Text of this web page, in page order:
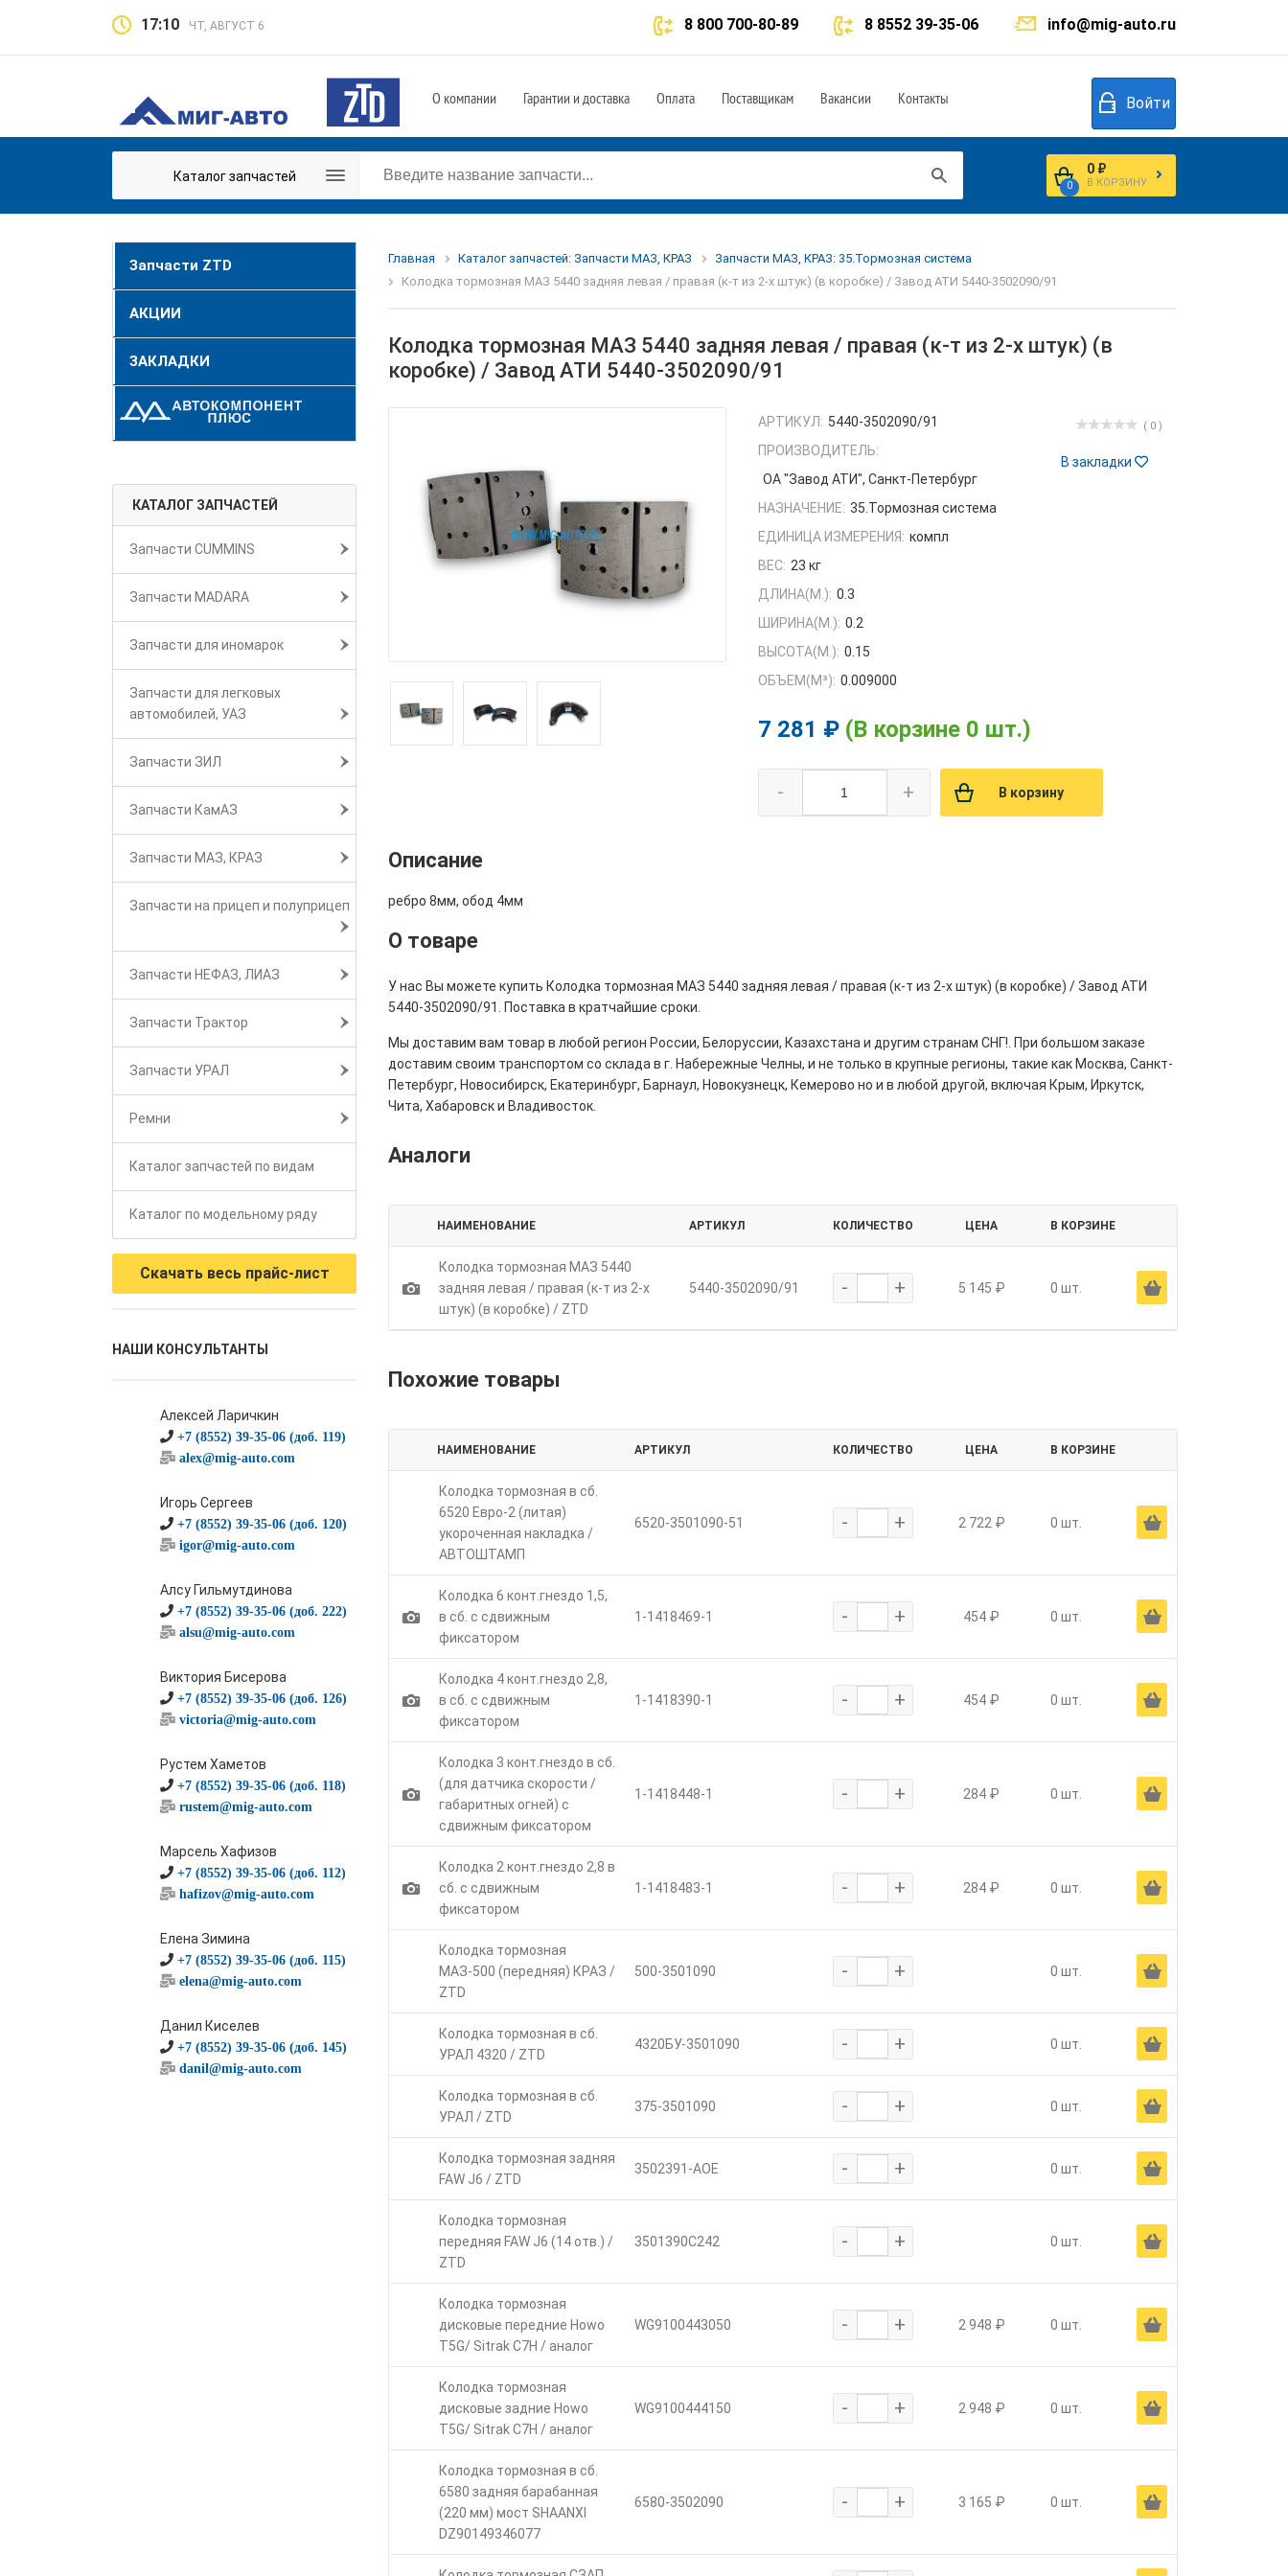
17:10 ЧТ, АВГУСТ 6 info@mig-auto.ru
8 8552 39-35-06
8 800 700-80-89
О компании Гарантии и доставка Оплата Поставщикам Вакансии Контакты Войти
Каталог запчастей
0
0 ₽
В КОРЗИНУ
Запчасти ZTD
АКЦИИ
ЗАКЛАДКИ
КАТАЛОГ ЗАПЧАСТЕЙ
Запчасти CUMMINS
Запчасти MADARA
Запчасти для иномарок
Запчасти для легковых
автомобилей, УАЗ
Запчасти ЗИЛ
Запчасти КамАЗ
Запчасти МАЗ, КРАЗ
Запчасти на прицеп и полуприцеп
Запчасти НЕФАЗ, ЛИАЗ
Запчасти Трактор
Запчасти УРАЛ
Ремни
Каталог запчастей по видам
Каталог по модельному ряду
Скачать весь прайс-лист
НАШИ КОНСУЛЬТАНТЫ
Алексей Ларичкин
+7 (8552) 39-35-06 (доб. 119)
alex@mig-auto.com
Игорь Сергеев
+7 (8552) 39-35-06 (доб. 120)
igor@mig-auto.com
Алсу Гильмутдинова
+7 (8552) 39-35-06 (доб. 222)
alsu@mig-auto.com
Виктория Бисерова
+7 (8552) 39-35-06 (доб. 126)
victoria@mig-auto.com
Рустем Хаметов
+7 (8552) 39-35-06 (доб. 118)
rustem@mig-auto.com
Марсель Хафизов
+7 (8552) 39-35-06 (доб. 112)
hafizov@mig-auto.com
Елена Зимина
+7 (8552) 39-35-06 (доб. 115)
elena@mig-auto.com
Данил Киселев
+7 (8552) 39-35-06 (доб. 145)
danil@mig-auto.com
Главная Каталог запчастей: Запчасти МАЗ, КРАЗ
Запчасти МАЗ, КРАЗ: 35.Тормозная система
Колодка тормозная МАЗ 5440 задняя левая / правая (к-т из 2-х штук) (в коробке) / Завод АТИ 5440-3502090/91
Колодка тормозная МАЗ 5440 задняя левая / правая (к-т из 2-х штук) (в
коробке) / Завод АТИ 5440-3502090/91
( 0 )
В закладки
АРТИКУЛ: 5440-3502090/91
ПРОИЗВОДИТЕЛЬ:
ОА "Завод АТИ", Санкт-Петербург
НАЗНАЧЕНИЕ: 35.Тормозная система
ЕДИНИЦА ИЗМЕРЕНИЯ: компл
ВЕС: 23 кг
ДЛИНА(М.): 0.3
ШИРИНА(М.): 0.2
ВЫСОТА(М.): 0.15
ОБЪЕМ(M³): 0.009000
7 281 ₽ (В корзине 0 шт.)
- + В корзину
Описание
ребро 8мм, обод 4мм
О товаре
У нас Вы можете купить Колодка тормозная МАЗ 5440 задняя левая / правая (к-т из 2-х штук) (в коробке) / Завод АТИ
5440-3502090/91. Поставка в кратчайшие сроки.
Мы доставим вам товар в любой регион России, Белоруссии, Казахстана и другим странам СНГ!. При большом заказе
доставим своим транспортом со склада в г. Набережные Челны, и не только в крупные регионы, такие как Москва, Санкт-
Петербург, Новосибирск, Екатеринбург, Барнаул, Новокузнецк, Кемерово но и в любой другой, включая Крым, Иркутск,
Чита, Хабаровск и Владивосток.
Аналоги
НАИМЕНОВАНИЕ АРТИКУЛ КОЛИЧЕСТВО ЦЕНА В КОРЗИНЕ
1
Колодка тормозная МАЗ 5440
задняя левая / правая (к-т из 2-х
штук) (в коробке) / ZTD
5440-3502090/91 - + 5 145 ₽ 0 шт. Ä
Похожие товары
НАИМЕНОВАНИЕ АРТИКУЛ КОЛИЧЕСТВО ЦЕНА В КОРЗИНЕ
Колодка тормозная в сб.
6520 Евро-2 (литая)
укороченная накладка /
АВТОШТАМП
6520-3501090-51 - + 2 722 ₽ 0 шт. Ä
1
Колодка 6 конт.гнездо 1,5,
в сб. с сдвижным
фиксатором
1-1418469-1 - + 454 ₽ 0 шт. Ä
1
Колодка 4 конт.гнездо 2,8,
в сб. с сдвижным
фиксатором
1-1418390-1 - + 454 ₽ 0 шт. Ä
1
Колодка 3 конт.гнездо в сб.
(для датчика скорости /
габаритных огней) с
сдвижным фиксатором
1-1418448-1 - + 284 ₽ 0 шт. Ä
1
Колодка 2 конт.гнездо 2,8 в
сб. с сдвижным
фиксатором
1-1418483-1 - + 284 ₽ 0 шт. Ä
Колодка тормозная
МАЗ-500 (передняя) КРАЗ /
ZTD
500-3501090 - + 0 шт. Ä
Колодка тормозная в сб.
УРАЛ 4320 / ZTD
4320БУ-3501090 - + 0 шт. Ä
Колодка тормозная в сб.
УРАЛ / ZTD
375-3501090 - + 0 шт. Ä
Колодка тормозная задняя
FAW J6 / ZTD
3502391-AOE - + 0 шт. Ä
Колодка тормозная
передняя FAW J6 (14 отв.) /
ZTD
3501390C242 - + 0 шт. Ä
Колодка тормозная
дисковые передние Howo
T5G/ Sitrak C7H / аналог
WG9100443050 - + 2 948 ₽ 0 шт. Ä
Колодка тормозная
дисковые задние Howo
T5G/ Sitrak C7H / аналог
WG9100444150 - + 2 948 ₽ 0 шт. Ä
Колодка тормозная в сб.
6580 задняя барабанная
(220 мм) мост SHAANXI
DZ90149346077
6580-3502090 - + 3 165 ₽ 0 шт. Ä